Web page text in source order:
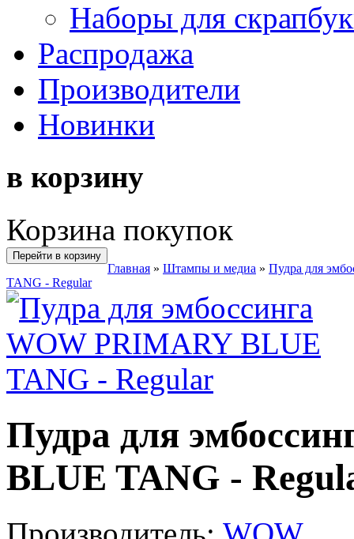
Наборы для
Распродажа
Производители
Новинки
в корзину
Корзина покупок
Перейти в корзину
Главная » Штампы и медиа » Пудра для
TANG - Regular
Пудра для
BLUE TANG -